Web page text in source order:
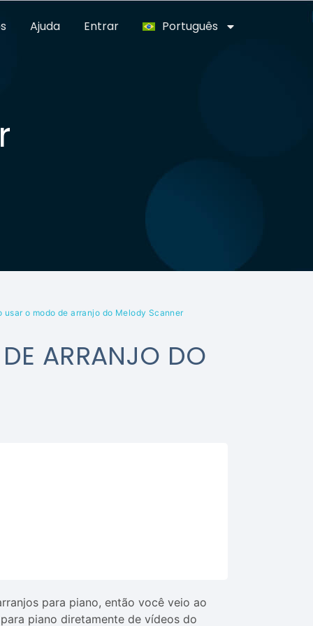
Ajuda Entrar Português
usar o modo de arranjo do Melody Scanner
ARRANJO DO
para piano, então você veio ao
piano diretamente de vídeos do